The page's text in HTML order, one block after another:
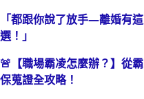
「都跟你說了放手—離婚有
選！」
🚨【職場霸凌怎麼辦？】從
保蒐證全攻略！